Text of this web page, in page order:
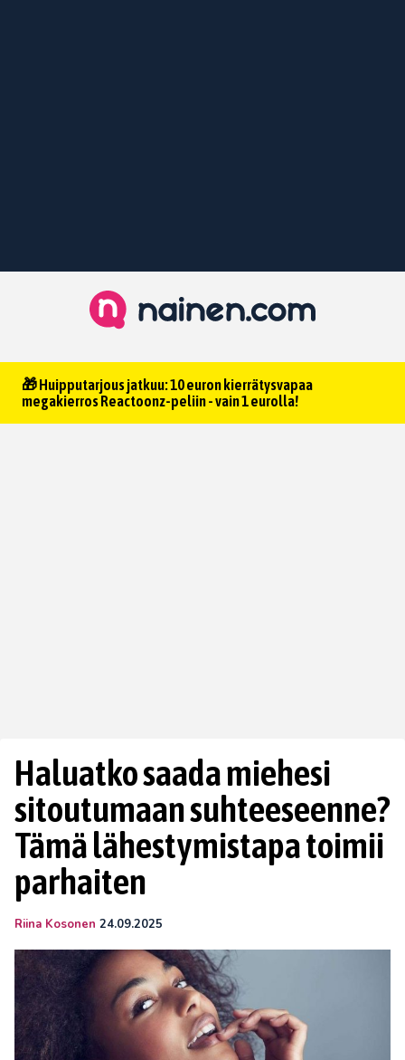
🎁 Huipputarjous jatkuu: 10 euron kierrätysvapaa
megakierros Reactoonz-peliin - vain 1 eurolla!
Haluatko saada miehesi
sitoutumaan suhteeseenne?
Tämä lähestymistapa toimii
parhaiten
Riina Kosonen 24.09.2025